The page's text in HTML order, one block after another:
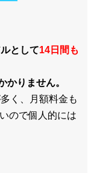
として14日間も
かりません。
く、月額料金も
ので個人的には